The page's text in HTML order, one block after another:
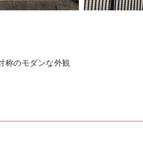
称のモダンな外観